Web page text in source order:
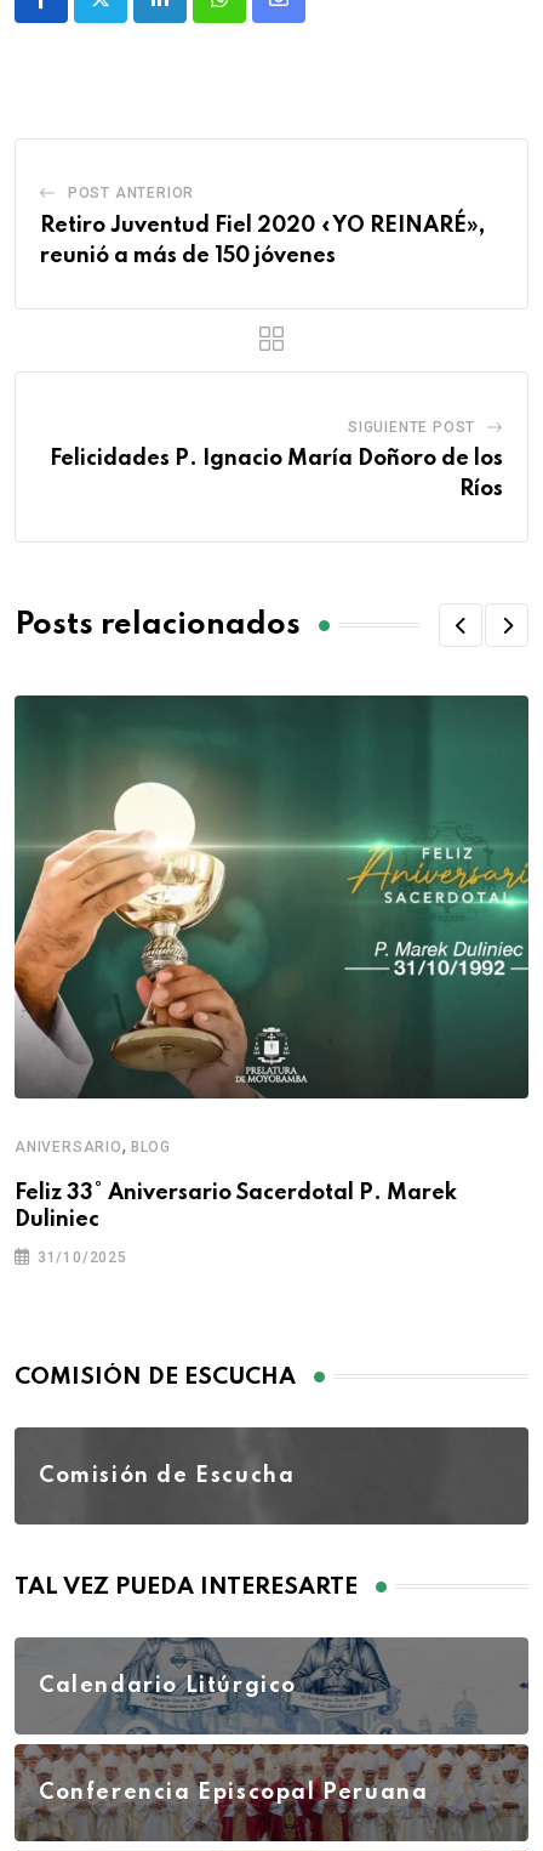
POST ANTERIOR
Retiro Juventud Fiel 2020 «YO REINARÉ»,
reunió a más de 150 jóvenes
SIGUIENTE POST
Felicidades P. Ignacio María Doñoro de los
Ríos
Posts relacionados
ANIVERSARIO, BLOG
Feliz 33° Aniversario Sacerdotal P. Marek
Duliniec
31/10/2025
COMISIÓN DE ESCUCHA
Comisión de Escucha
TAL VEZ PUEDA INTERESARTE
Calendario Litúrgico
Conferencia Episcopal Peruana